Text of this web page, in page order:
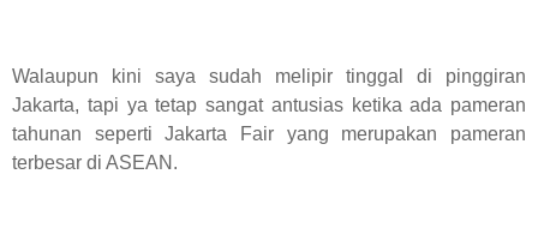
Walaupun kini saya sudah melipir tinggal di pinggiran
Jakarta, tapi ya tetap sangat antusias ketika ada pameran
tahunan seperti Jakarta Fair yang merupakan pameran
terbesar di ASEAN.